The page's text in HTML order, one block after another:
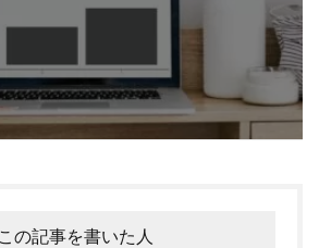
この記事を書いた人